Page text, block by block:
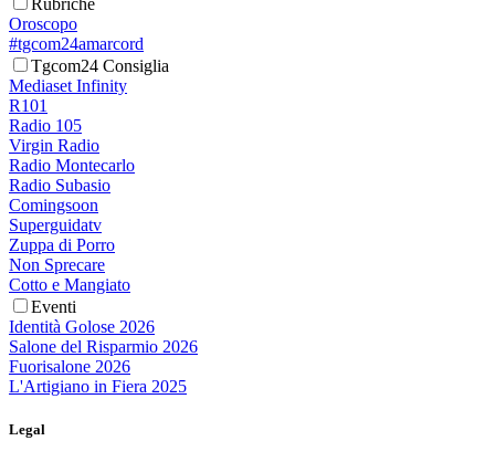
Rubriche
Oroscopo
#tgcom24amarcord
Tgcom24 Consiglia
Mediaset Infinity
R101
Radio 105
Virgin Radio
Radio Montecarlo
Radio Subasio
Comingsoon
Superguidatv
Zuppa di Porro
Non Sprecare
Cotto e Mangiato
Eventi
Identità Golose 2026
Salone del Risparmio 2026
Fuorisalone 2026
L'Artigiano in Fiera 2025
Legal